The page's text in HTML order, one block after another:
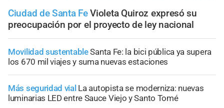
Ciudad de Santa Fe Violeta Quiroz expresó su
preocupación por el proyecto de ley nacional
Movilidad sustentableSanta Fe: la bici pública ya supera
los 670 mil viajes y suma nuevas estaciones
Más seguridad vial La autopista se moderniza: nuevas
luminarias LED entre Sauce Viejo y Santo Tomé